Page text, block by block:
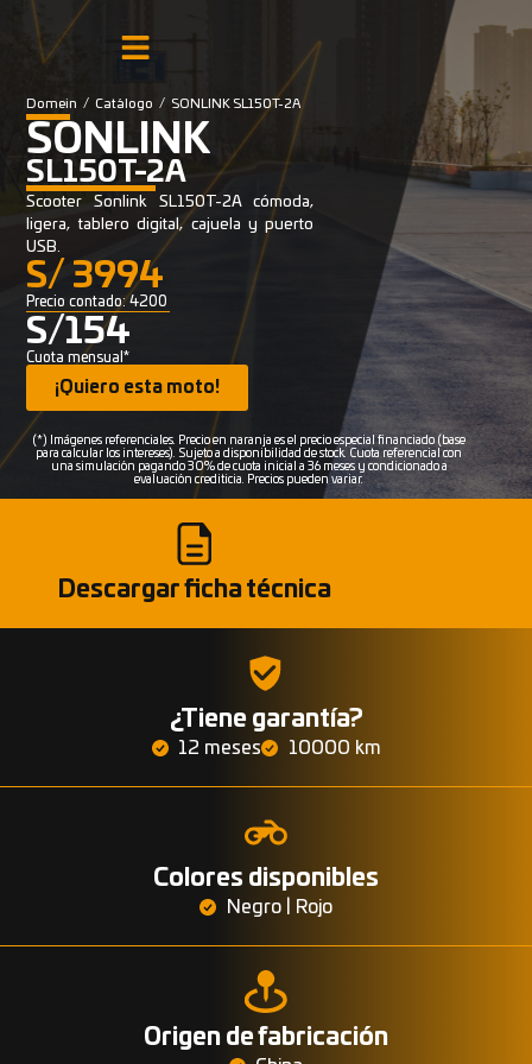
Domein / Catálogo / SONLINK SL150T-2A
SONLINK
SL150T-2A
Scooter Sonlink SL150T-2A cómoda,
ligera, tablero digital, cajuela y puerto
USB.
S/ 3994
Precio contado: 4200
S/154
Cuota mensual*
¡Quiero esta moto!
(*) Imágenes referenciales. Precio en naranja es el precio especial financiado (base
para calcular los intereses). Sujeto a disponibilidad de stock. Cuota referencial con
una simulación pagando 30% de cuota inicial a 36 meses y condicionado a
evaluación crediticia. Precios pueden variar.
Descargar ficha técnica
¿Tiene garantía?
12 meses 10000 km
Colores disponibles
Negro | Rojo
Origen de fabricación